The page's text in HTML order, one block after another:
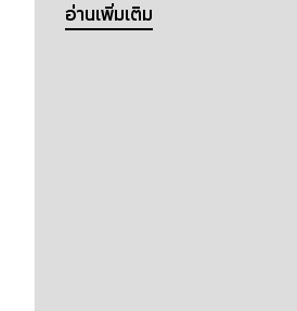
อ่านเพิ่มเติม